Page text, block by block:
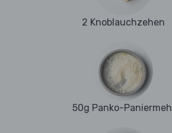
2 Knoblauchzehen
50g Panko-Paniermehl